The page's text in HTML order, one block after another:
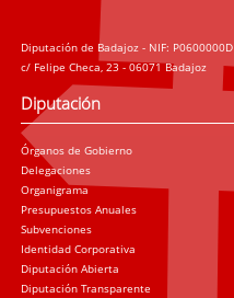
Diputación de Badajoz - NIF: P0600000D
c/ Felipe Checa, 23 - 06071 Badajoz
Diputación
Órganos de Gobierno
Delegaciones
Organigrama
Presupuestos Anuales
Subvenciones
Identidad Corporativa
Diputación Abierta
Diputación Transparente